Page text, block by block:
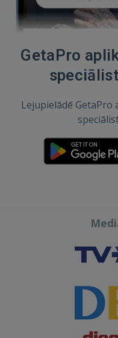
GetaPro
Lejupielādē